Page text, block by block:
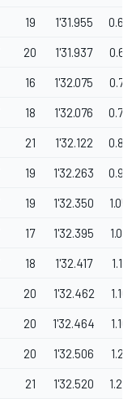
19 1'31.955
20 1'31.937
16 1'32.075
18 1'32.076
21 1'32.122
19 1'32.263
19 1'32.350
17 1'32.395
18 1'32.417 1.121
20 1'32.462
20 1'32.464
20 1'32.506
21 1'32.520